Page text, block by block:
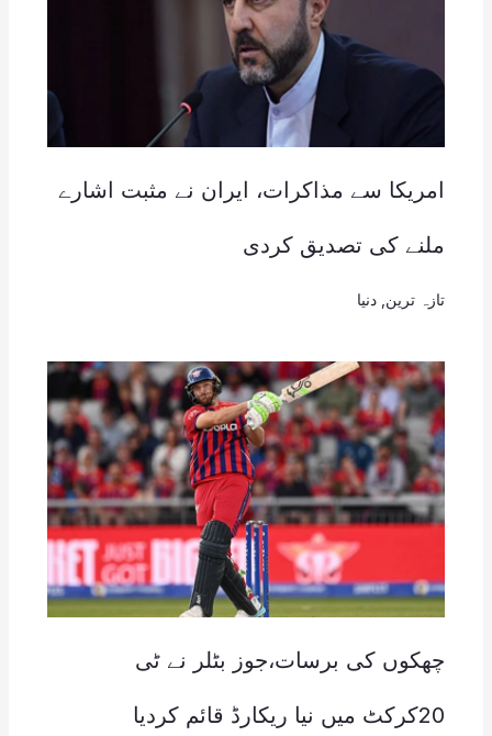
امریکا سے مذاکرات، ایران نے مثبت اشارے
ملنے کی تصدیق کردی
تازہ ترین دنیا
چھکوں کی برسات،جوز بٹلر نے ٹی
20کرکٹ میں نیا ریکارڈ قائم کردیا